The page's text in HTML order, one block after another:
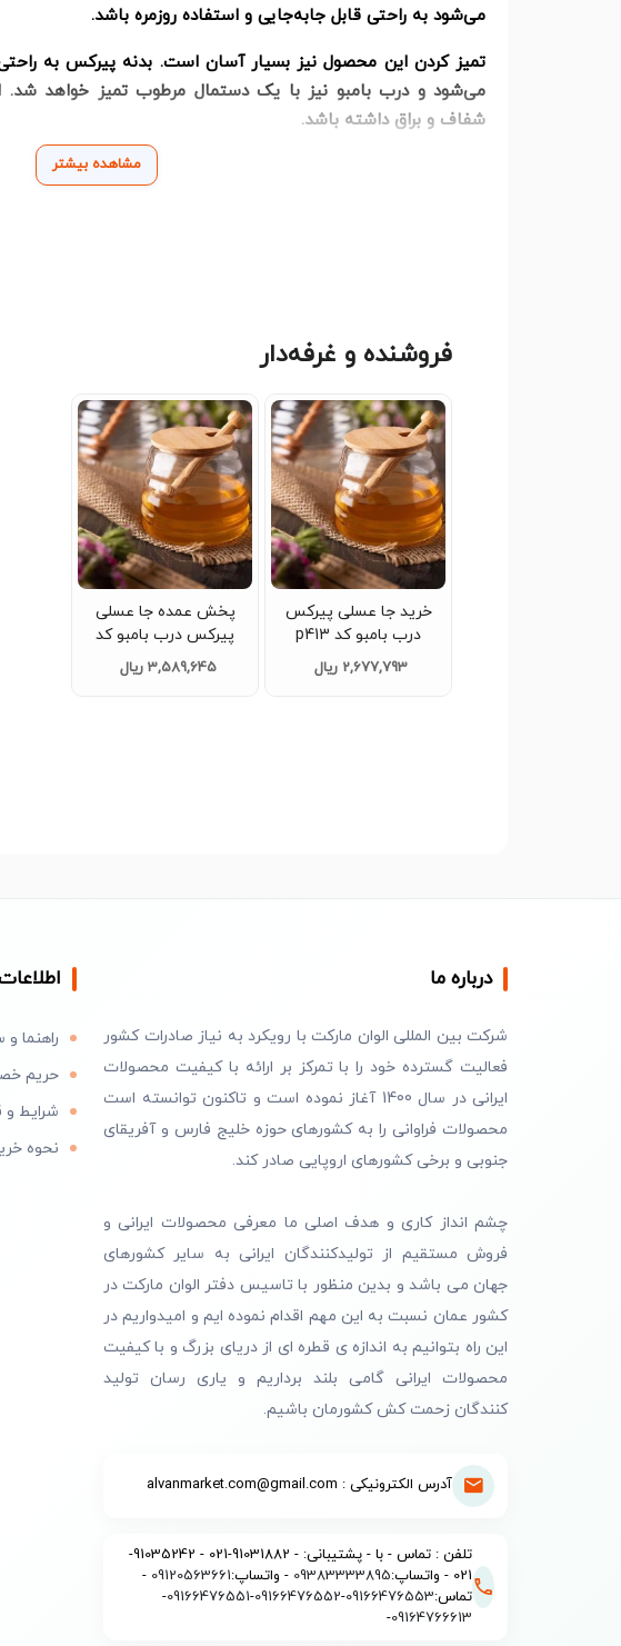
می‌شود به راحتی قابل جابه‌جایی و استفاده روزمره باشد.
تمیز کردن این محصول نیز بسیار آسان است. بدنه پیرکس به
می‌شود و درب بامبو نیز با یک دستمال مرطوب تمیز خواهد
شفاف و براق داشته باشد.
اگر به دنبال یک ظرف شیک، مقاوم و بهداشتی برای سرو عسل
مشاهده بیشتر
فروشنده و غرفه‌دار
خرید جا عسلی پیرکس
درب بامبو کد p413
2,677,793 ریال
پخش عمده جا عسلی
پیرکس درب بامبو کد
p413
3,589,645 ریال
درباره ما
شرکت بین المللی الوان مارکت با رویکرد به نیاز صادرات کشور
فعالیت گسترده خود را با تمرکز بر ارائه با کیفیت محصولات
ایرانی در سال 1400 آغاز نموده است و تاکنون توانسته است
محصولات فراوانی را به کشورهای حوزه خلیج فارس و آفریقای
جنوبی و برخی کشورهای اروپایی صادر کند.
چشم انداز کاری و هدف اصلی ما معرفی محصولات ایرانی و
فروش مستقیم از تولیدکنندگان ایرانی به سایر کشورهای
جهان می باشد و بدین منظور با تاسیس دفتر الوان مارکت در
کشور عمان نسبت به این مهم اقدام نموده ایم و امیدواریم در
این راه بتوانیم به اندازه ی قطره ای از دریای بزرگ و با کیفیت
محصولات ایرانی گامی بلند برداریم و یاری رسان تولید
کنندگان زحمت کش کشورمان باشیم.
آدرس الکترونیکی : alvanmarket.com@gmail.com
تلفن : تماس - با - پشتیبانی: - 91031882-021 - 91035242-
021 - واتساپ:
09383333895 - واتساپ:09120563661
-
تماس:09166476553
-
09166476552
-
09166476551
-
09164766613
-
راهنما
حریم
شرایط و
نحوه